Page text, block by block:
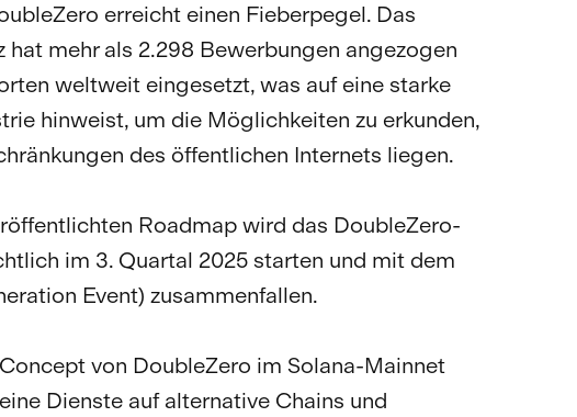
erreicht einen Fieberpegel. Das
hat mehr als 2.298 Bewerbungen angezogen
weltweit eingesetzt, was auf eine starke
hinweist, um die Möglichkeiten zu erkunden,
des öffentlichen Internets liegen.
Roadmap wird das DoubleZero-
im 3. Quartal 2025 starten und mit dem
Event) zusammenfallen.
von DoubleZero im Solana-Mainnet
Dienste auf alternative Chains und